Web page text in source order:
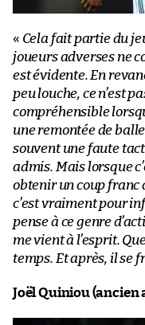
« Cela fait partie du
joueurs adverses ne
est évidente. En
peu louche, ce n’est
compréhensible
une remontée de
souvent une faute
admis. Mais lorsque
obtenir un coup franc
c’est vraiment pour
pense à ce genre
me vient à l’esprit.
temps. Et après, il se
Joël Quiniou